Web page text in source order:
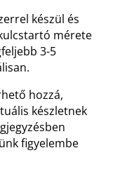
készül és
mérete
3-5
hozzá,
készletnek
figyelembe